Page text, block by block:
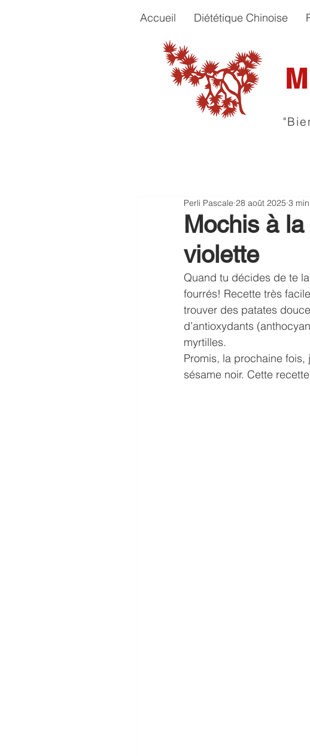
Accueil Diététique Chinoise
Mochis à
violette
Perli Pascale 28 août 2025 3
Quand tu décides de te
fourrés! Recette très
trouver des patates
d’antioxydants
myrtilles.
Promis, la prochaine
sésame noir. Cette